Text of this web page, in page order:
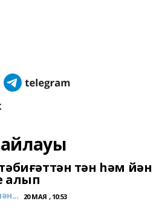
тән һәм йән
алып
20 МАЯ , 10:53